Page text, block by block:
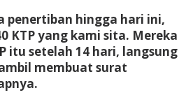
penertiban hingga hari ini,
KTP yang kami sita. Mereka
itu setelah 14 hari, langsung
membuat surat